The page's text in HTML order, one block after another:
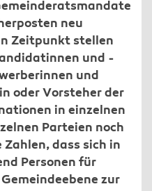
neu
Zeitpunkt stellen
und -
und
oder Vorsteher der
in einzelnen
Parteien noch
Zahlen, dass sich in
Personen für
zur